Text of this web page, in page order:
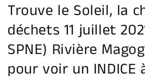
Trouve le Soleil, la
déchets 11 juillet
SPNE) Rivière
pour voir un INDICE